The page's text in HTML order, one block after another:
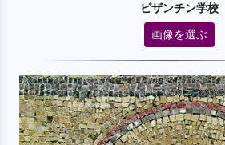
ビザンチン学校
画像を選ぶ